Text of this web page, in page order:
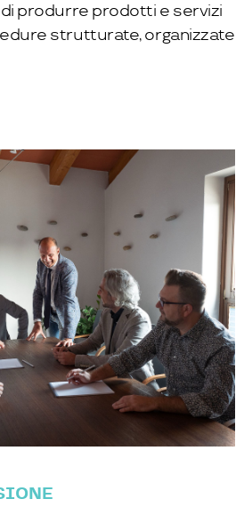
produrre prodotti e servizi
strutturate, organizzate